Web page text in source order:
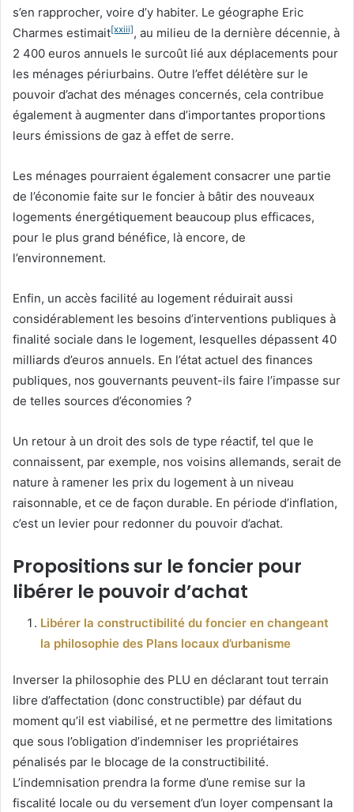
s’en rapprocher, voire d’y habiter. Le géographe Eric
Charmes estimait[xxiii], au milieu de la dernière décennie, à
2 400 euros annuels le surcoût lié aux déplacements pour
les ménages périurbains. Outre l’effet délétère sur le
pouvoir d’achat des ménages concernés, cela contribue
également à augmenter dans d’importantes proportions
leurs émissions de gaz à effet de serre.
Les ménages pourraient également consacrer une partie
de l’économie faite sur le foncier à bâtir des nouveaux
logements énergétiquement beaucoup plus efficaces,
pour le plus grand bénéfice, là encore, de
l’environnement.
Enfin, un accès facilité au logement réduirait aussi
considérablement les besoins d’interventions publiques à
finalité sociale dans le logement, lesquelles dépassent 40
milliards d’euros annuels. En l’état actuel des finances
publiques, nos gouvernants peuvent-ils faire l’impasse sur
de telles sources d’économies ?
Un retour à un droit des sols de type réactif, tel que le
connaissent, par exemple, nos voisins allemands, serait de
nature à ramener les prix du logement à un niveau
raisonnable, et ce de façon durable. En période d’inflation,
c’est un levier pour redonner du pouvoir d’achat.
Propositions sur le foncier pour
libérer le pouvoir d’achat
Libérer la constructibilité du foncier en changeant
la philosophie des Plans locaux d’urbanisme
Inverser la philosophie des PLU en déclarant tout terrain
libre d’affectation (donc constructible) par défaut du
moment qu’il est viabilisé, et ne permettre des limitations
que sous l’obligation d’indemniser les propriétaires
pénalisés par le blocage de la constructibilité.
L’indemnisation prendra la forme d’une remise sur la
fiscalité locale ou du versement d’un loyer compensant la